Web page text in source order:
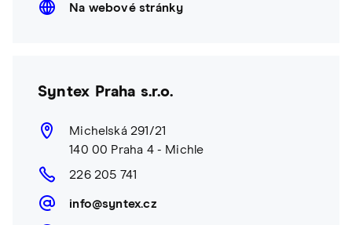
Na webové stránky
Syntex Praha s.r.o.
Michelská 291/21
140 00 Praha 4 - Michle
226 205 741
info@syntex.cz